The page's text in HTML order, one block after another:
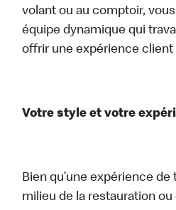
volant ou au comptoir,
équipe dynamique qui
offrir une expérience client
Votre style et votre
Bien qu’une expérience de
milieu de la restauration